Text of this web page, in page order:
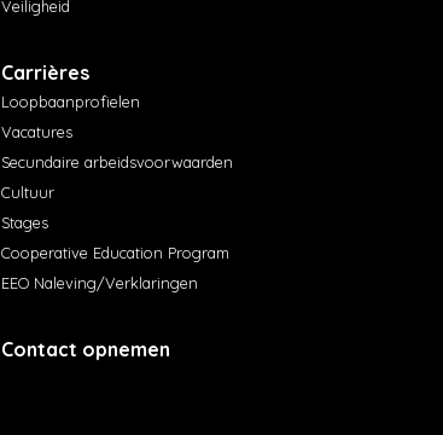
Veiligheid
Carrières
Loopbaanprofielen
Vacatures
Secundaire arbeidsvoorwaarden
Cultuur
Stages
Cooperative Education Program
EEO Naleving/Verklaringen
Contact opnemen